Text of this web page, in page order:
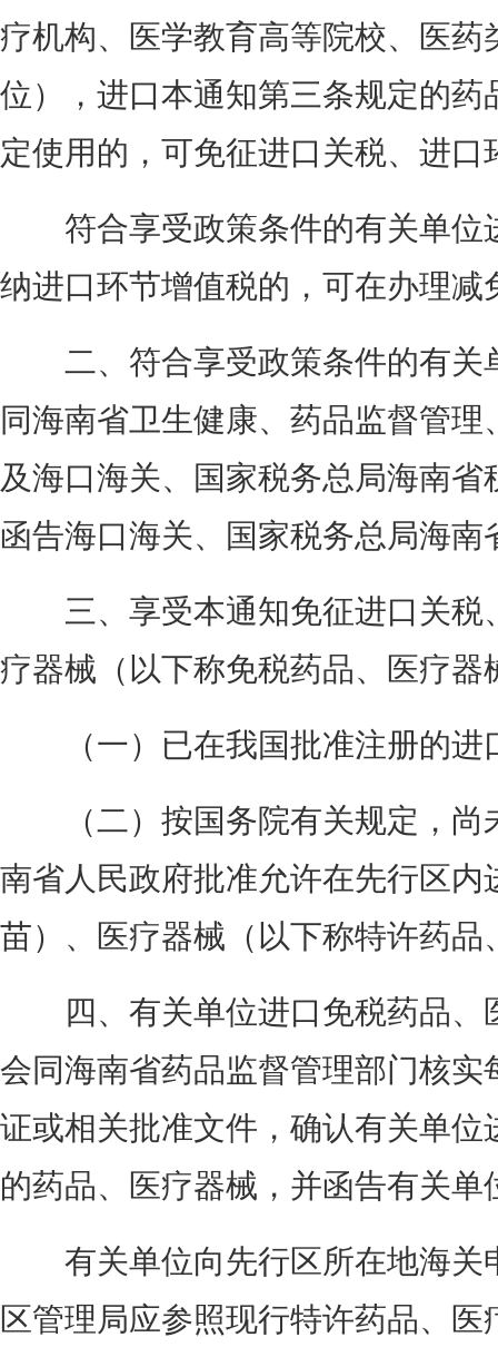
疗机构、医学教育高等院校、医
位），进口本通知第三条规定的
定使用的，可免征进口关税、进
符合享受政策条件的有关单位
纳进口环节增值税的，可在办理
二、符合享受政策条件的有关
同海南省卫生健康、药品监督管
及海口海关、国家税务总局海南
函告海口海关、国家税务总局海
三、享受本通知免征进口关税
疗器械（以下称免税药品、医疗
（一）已在我国批准注册的进
（二）按国务院有关规定，尚
南省人民政府批准允许在先行区
苗）、医疗器械（以下称特许药
四、有关单位进口免税药品、
会同海南省药品监督管理部门核
证或相关批准文件，确认有关单
的药品、医疗器械，并函告有关
有关单位向先行区所在地海关
区管理局应参照现行特许药品、